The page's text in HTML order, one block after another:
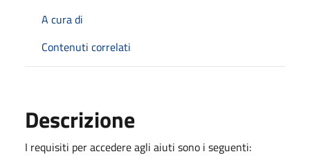
A cura di
Contenuti correlati
Descrizione
I requisiti per accedere agli aiuti sono i seguenti: